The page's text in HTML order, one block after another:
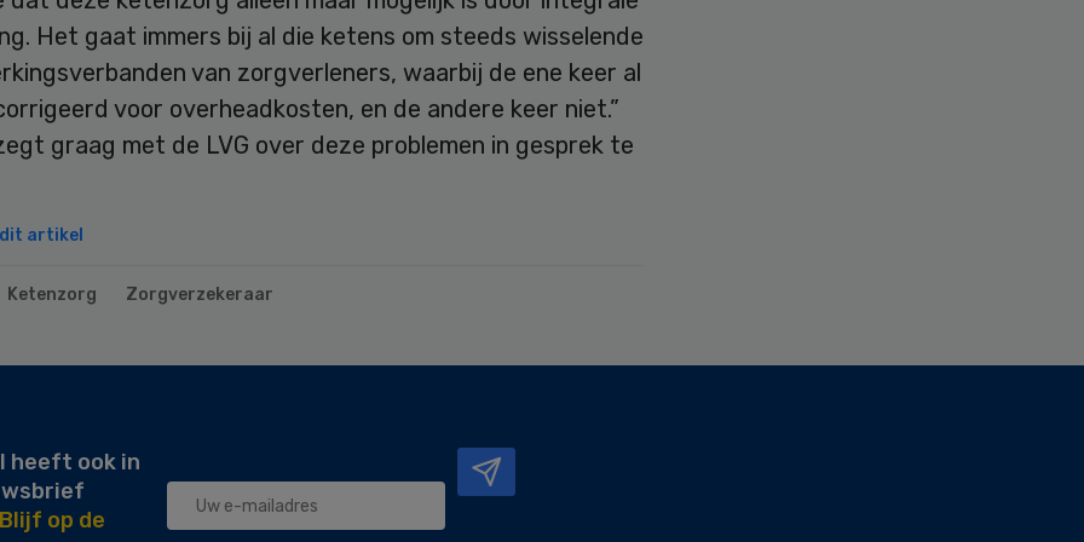
Het gaat immers bij al die ketens om steeds wisselende
van zorgverleners, waarbij de ene keer al
voor overheadkosten, en de andere keer niet.”
graag met de LVG over deze problemen in gesprek te
artikel
Ketenzorg Zorgverzekeraar
heeft ook in
Blijf op de